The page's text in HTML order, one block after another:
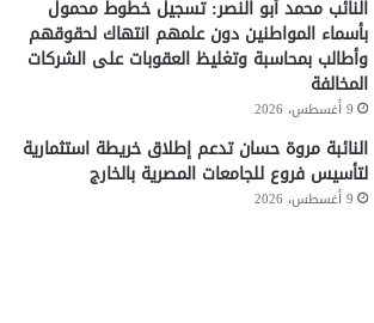
النائب محمد أبو النصر: تسجيل خطوط محمول
بأسماء المواطنين دون علمهم انتهاك لحقوقهم
وأطالب بمحاسبة وتغليظ العقوبات على الشركات
المخالفة
9 أغسطس، 2026
النائبة مروة حسان تدعم إطلاق خريطة استثمارية
لتأسيس فروع للجامعات المصرية بالخارج
9 أغسطس، 2026